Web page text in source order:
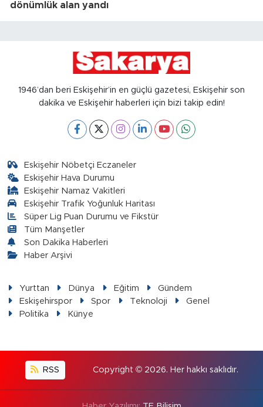
dönümlük alan yandı
1946’dan beri Eskişehir’in en güçlü gazetesi, Eskişehir son
dakika ve Eskişehir haberleri için bizi takip edin!
Eskişehir Nöbetçi Eczaneler
Eskişehir Hava Durumu
Eskişehir Namaz Vakitleri
Eskişehir Trafik Yoğunluk Haritası
Süper Lig Puan Durumu ve Fikstür
Tüm Manşetler
Son Dakika Haberleri
Haber Arşivi
Yurttan Dünya Eğitim
Gündem
Eskişehirspor
Spor Teknoloji
Genel
Politika
Künye
RSS Copyright © 2026. Her hakkı saklıdır.